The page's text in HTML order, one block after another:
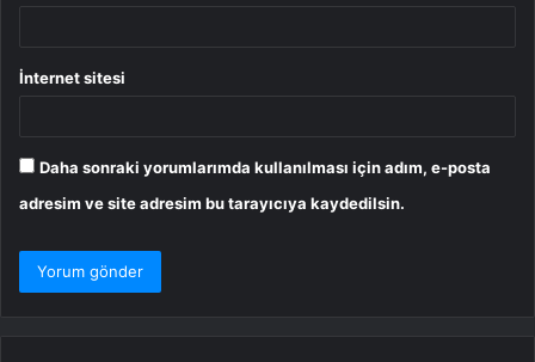
İnternet sitesi
Daha sonraki yorumlarımda kullanılması için adım, e-posta
adresim ve site adresim bu tarayıcıya kaydedilsin.